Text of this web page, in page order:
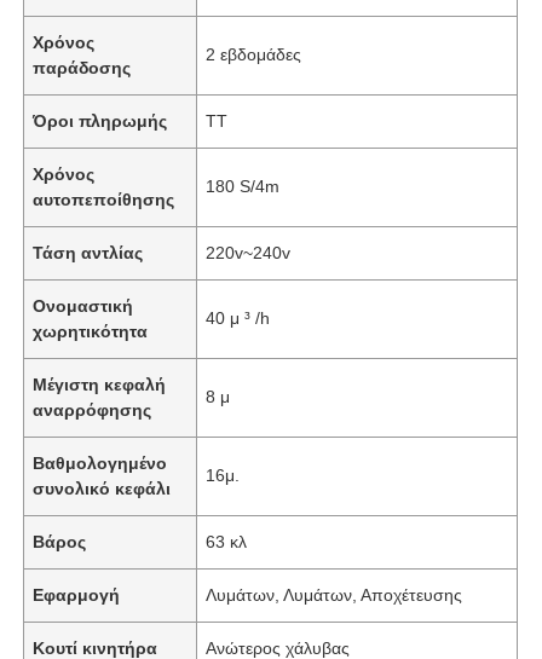
Χρόνος
παράδοσης
2 εβδομάδες
Όροι πληρωμής TT
Χρόνος
αυτοπεποίθησης
180 S/4m
Τάση αντλίας 220v~240v
Ονομαστική
χωρητικότητα
40 μ ³ /h
Μέγιστη κεφαλή
αναρρόφησης
8 μ
Βαθμολογημένο
συνολικό κεφάλι
16μ.
Βάρος 63 κλ
Εφαρμογή Λυμάτων, Λυμάτων, Αποχέτευσης
Κουτί κινητήρα Ανώτερος χάλυβας